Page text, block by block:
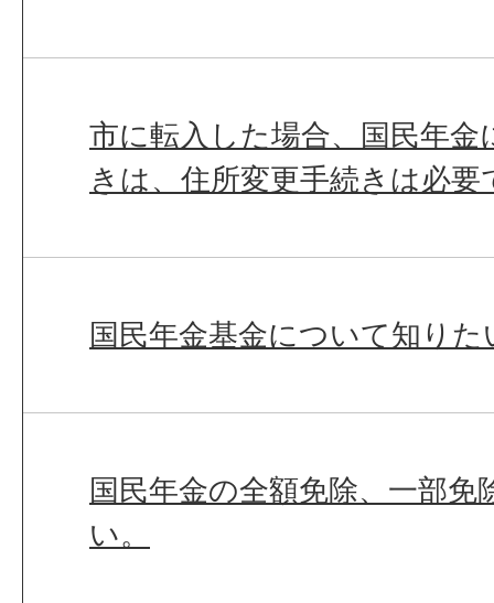
市に転入した場合、国民年
きは、住所変更手続きは必要
国民年金基金について知りた
国民年金の全額免除、一部
い。